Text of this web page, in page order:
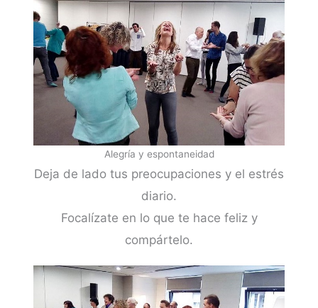
Alegría y espontaneidad
Deja de lado tus preocupaciones y el estrés
diario.
Focalízate en lo que te hace feliz y
compártelo.